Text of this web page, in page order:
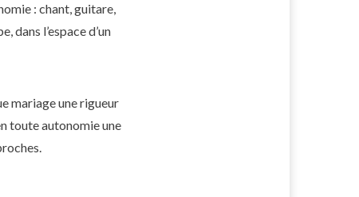
: chant, guitare,
dans l’espace d’un
mariage une rigueur
toute autonomie une